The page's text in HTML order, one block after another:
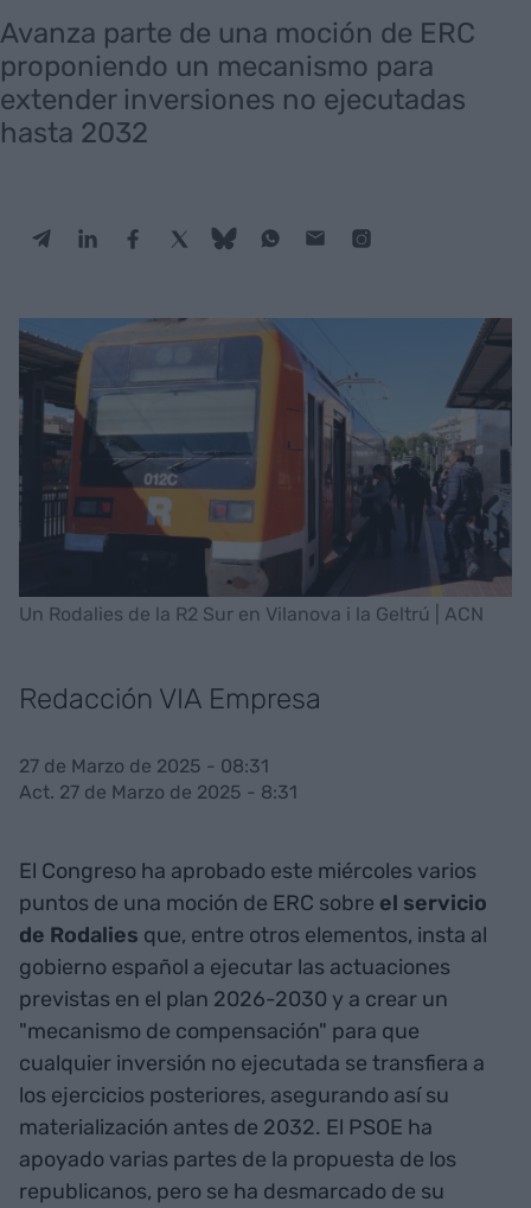
Avanza parte de una moción de ERC
proponiendo un mecanismo para
extender inversiones no ejecutadas
hasta 2032
Un Rodalies de la R2 Sur en Vilanova i la Geltrú | ACN
Redacción VIA Empresa
27 de Marzo de 2025 - 08:31
Act. 27 de Marzo de 2025 - 8:31
El Congreso ha aprobado este miércoles varios
puntos de una moción de ERC sobre el servicio
de Rodalies que, entre otros elementos, insta al
gobierno español a ejecutar las actuaciones
previstas en el plan 2026-2030 y a crear un
"mecanismo de compensación" para que
cualquier inversión no ejecutada se transfiera a
los ejercicios posteriores, asegurando así su
materialización antes de 2032. El PSOE ha
apoyado varias partes de la propuesta de los
republicanos, pero se ha desmarcado de su